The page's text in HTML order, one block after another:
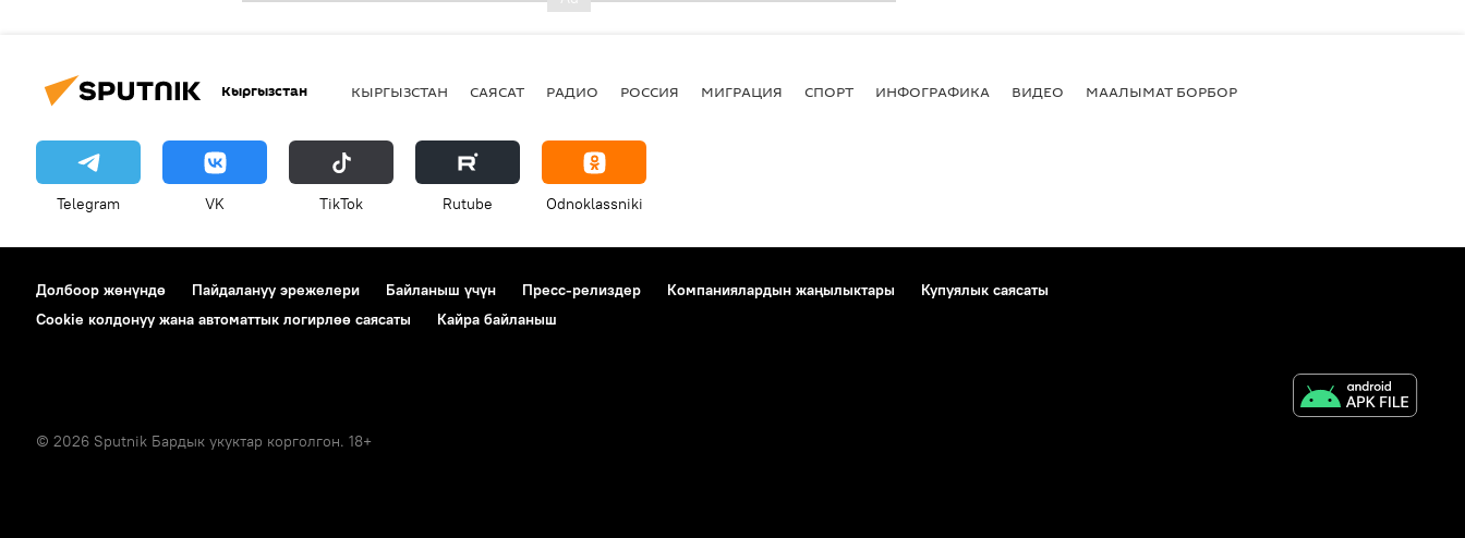
Кыргызстан КЫРГЫЗСТАН САЯСАТ РАДИО РОССИЯ МИГРАЦИЯ СПОРТ ИНФОГРАФИКА ВИДЕО МААЛЫМАТ БОРБОР
Telegram VK ТikТоk Rutube Odnoklassniki
Долбоор жөнүндө Пайдалануу эрежелери Байланыш үчүн Пресс-релиздер Компаниялардын жаңылыктары
Купуялык саясаты
Cookie колдонуу жана автоматтык логирлөө саясаты
Кайра байланыш
© 2026 Sputnik Бардык укуктар корголгон. 18+